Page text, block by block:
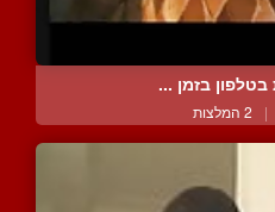
בזמן ...
| 2 המלצות